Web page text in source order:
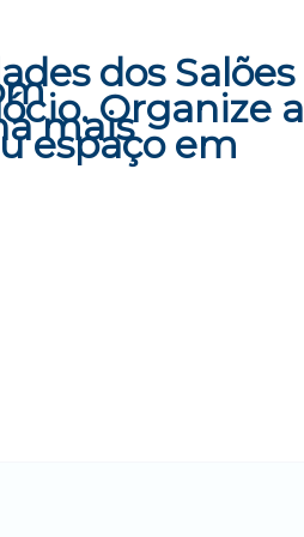
dos Salões
Organize a
mais
espaço em